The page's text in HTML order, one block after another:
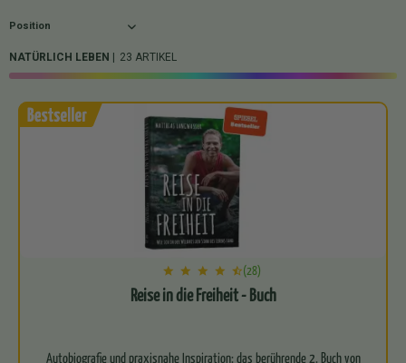
NATÜRLICH LEBEN 23 ARTIKEL
(28)
Reise in die Freiheit - Buch
Autobiografie und praxisnahe Inspiration: das berührende 2. Buch von